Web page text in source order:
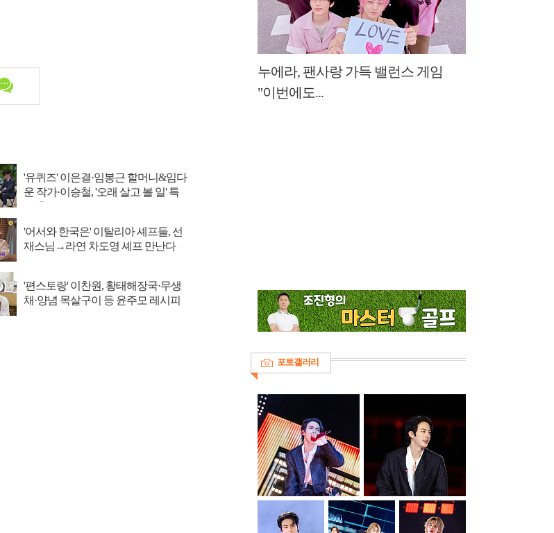
'유퀴즈' 이은결·임봉근 할머니&임다
운 작가·이승철, '오래 살고 볼 일' 특
'어서와 한국은' 이탈리아 셰프들, 선
재스님→라연 차도영 셰프 만난다
'편스토랑' 이찬원, 황태해장국·무생
채·양념 목살구이 등 윤주모 레시피
누에라, 팬사랑 가득 밸런스 게임
"이번에도...
포토갤러리